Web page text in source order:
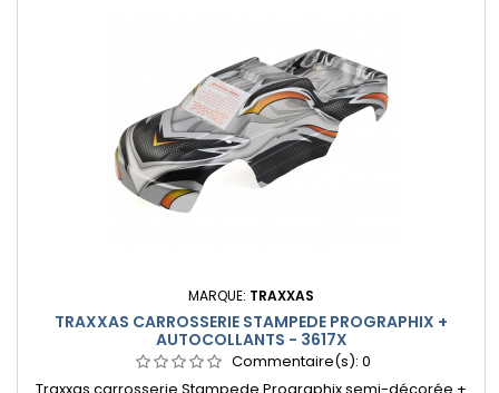
MARQUE: TRAXXAS
TRAXXAS CARROSSERIE STAMPEDE PROGRAPHIX +
AUTOCOLLANTS - 3617X
Commentaire(s): 0